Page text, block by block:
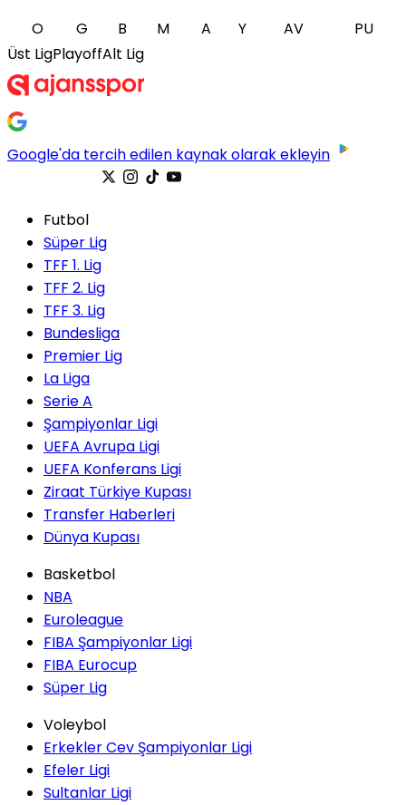
O G B M A Y AV
PU
Üst LigPlayoffAlt Lig
Google'da tercih edilen kaynak olarak ekleyin
Futbol
Süper Lig
TFF 1. Lig
TFF 2. Lig
TFF 3. Lig
Bundesliga
Premier Lig
La Liga
Serie A
Şampiyonlar Ligi
UEFA Avrupa Ligi
UEFA Konferans Ligi
Ziraat Türkiye Kupası
Transfer Haberleri
Dünya Kupası
Basketbol
NBA
Euroleague
FIBA Şampiyonlar Ligi
FIBA Eurocup
Süper Lig
Voleybol
Erkekler Cev Şampiyonlar Ligi
Efeler Ligi
Sultanlar Ligi